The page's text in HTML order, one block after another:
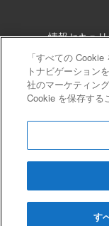
情報セキュ
個人情報について
「すべての
トナビゲーション
社のマーケティン
Cookie を保存する
す